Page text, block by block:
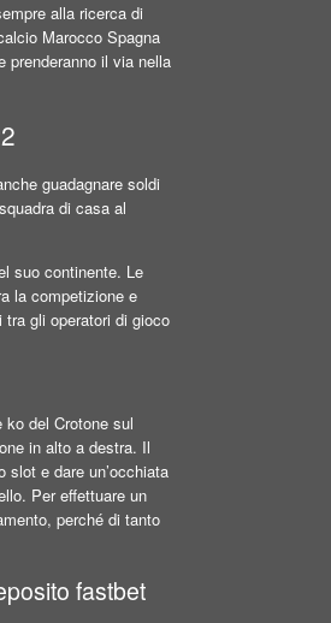
alla ricerca di
Marocco Spagna
prenderanno il via nella
guadagnare soldi
di casa al
suo continente. Le
la competizione e
gli operatori di gioco
del Crotone sul
in alto a destra. Il
e dare un’occhiata
Per effettuare un
perché di tanto
fastbet